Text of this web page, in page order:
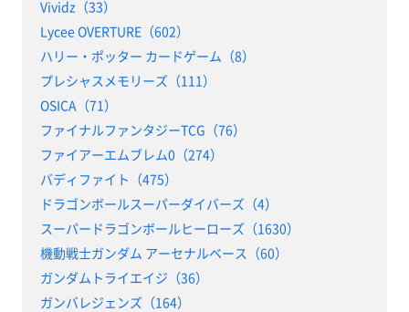
Vividz（33）
Lycee OVERTURE（602）
ハリー・ポッター カードゲーム（8）
プレシャスメモリーズ（111）
OSICA（71）
ファイナルファンタジーTCG（76）
ファイアーエムブレム0（274）
バディファイト（475）
ドラゴンボールスーパーダイバーズ（4）
スーパードラゴンボールヒーローズ（1630）
機動戦士ガンダム アーセナルベース（60）
ガンダムトライエイジ（36）
ガンバレジェンズ（164）